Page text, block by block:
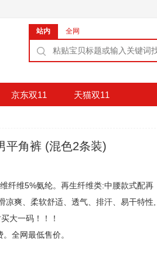
站内 全网
京东双11 天猫双11
平角裤 (混色2条装)
纤维5%氨纶。再生纤维类:中腰款式配再
爽、柔软舒适、透气、排汗、易干特性,
大一码！！！
全网最低售价。